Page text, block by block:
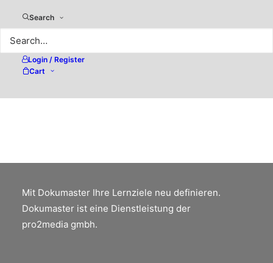
Search
Login / Register
Cart
Archivierung digitaler
Geschäftsdokumente in der
Schweiz
Elektronische Belegaufbewahrung gemäss
Mit Dokumaster Ihre Lernziele neu definieren.
Dokumaster ist eine Dienstleistung der
pro2media gmbh.